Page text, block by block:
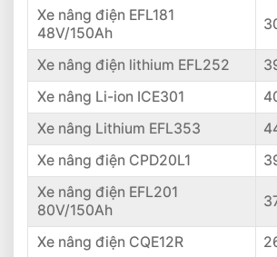
Xe nâng điện EFL181
48V/150Ah
Xe nâng điện lithium EFL252
Xe nâng Li-ion ICE301
Xe nâng Lithium EFL353
Xe nâng điện CPD20L1
Xe nâng điện EFL201
80V/150Ah
Xe nâng điện CQE12R